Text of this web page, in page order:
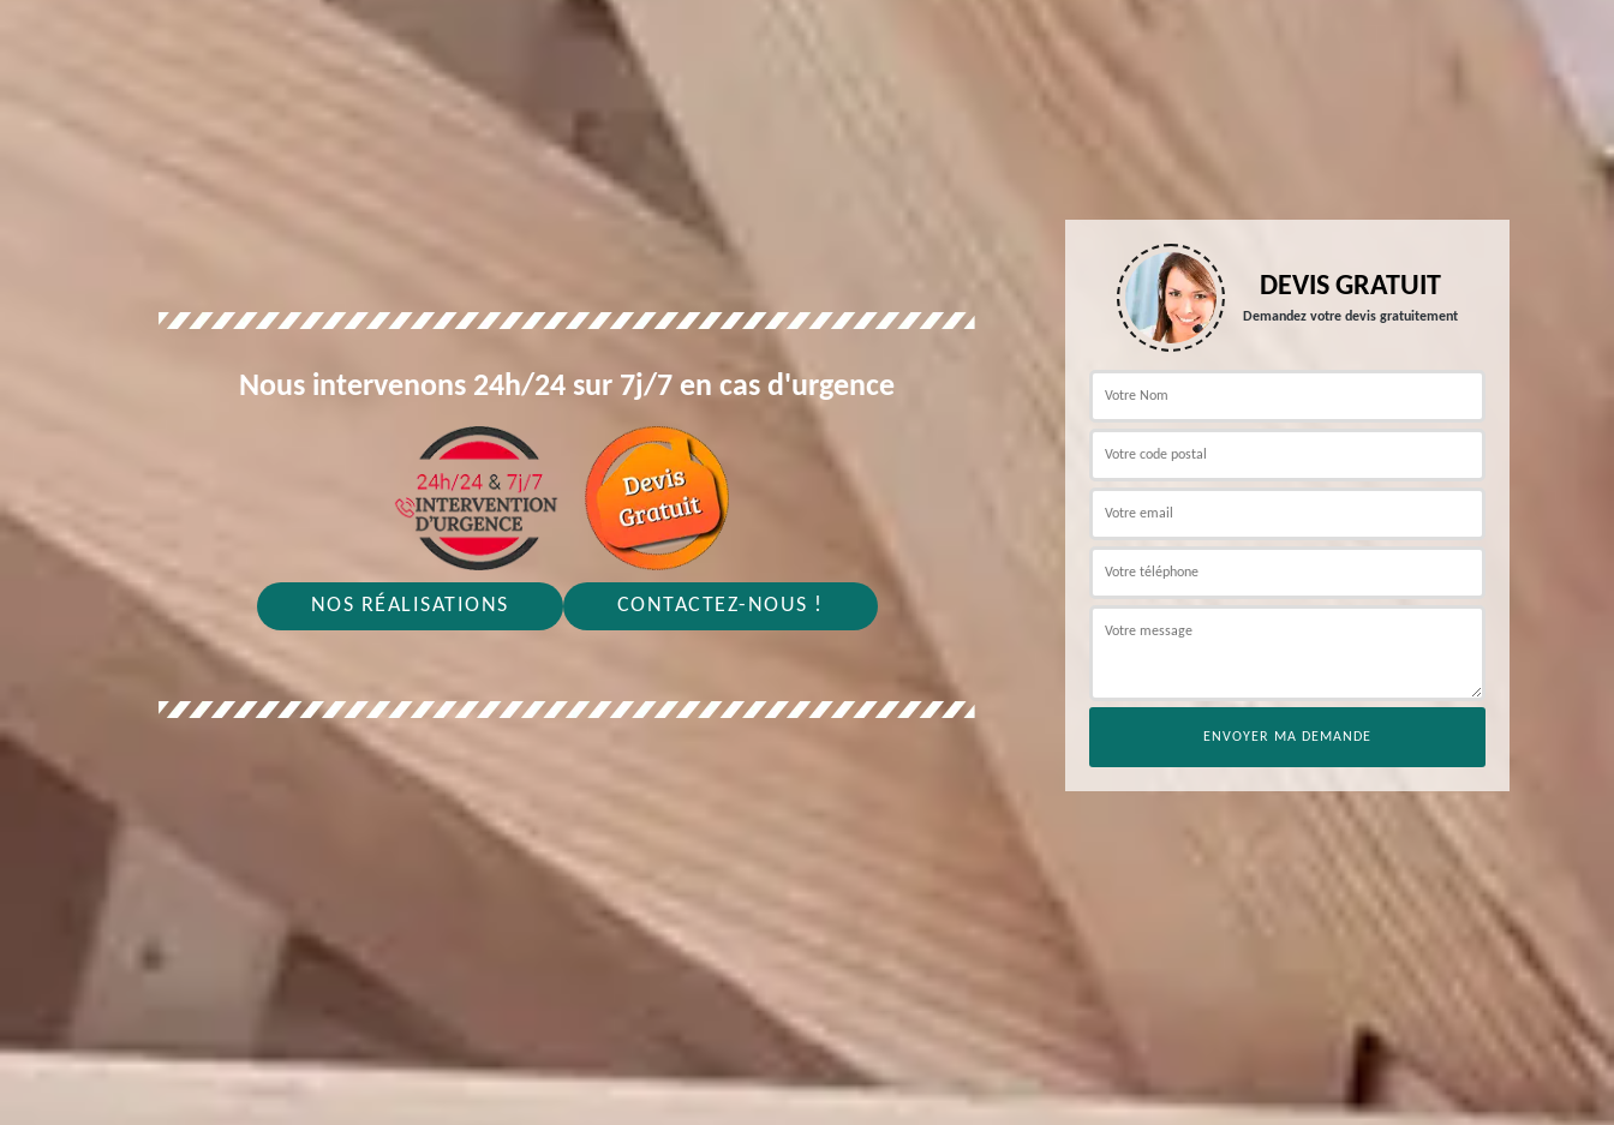
Nous intervenons 24h/24 sur 7j/7 en cas d'urgence
NOS RÉALISATIONS CONTACTEZ-NOUS !
DEVIS GRATUIT
Demandez votre devis gratuitement